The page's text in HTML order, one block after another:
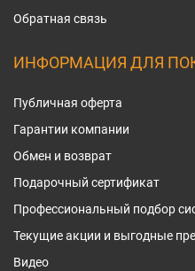
Обратная связь
ИНФОРМАЦИЯ ДЛЯ
Публичная оферта
Гарантии компании
Обмен и возврат
Подарочный сертификат
Профессиональный подбор
Текущие акции и выгодные
Видео